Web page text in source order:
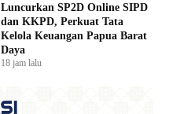
Luncurkan SP2D Online SIPD
dan KKPD, Perkuat Tata
Kelola Keuangan Papua Barat
Daya
18 jam lalu